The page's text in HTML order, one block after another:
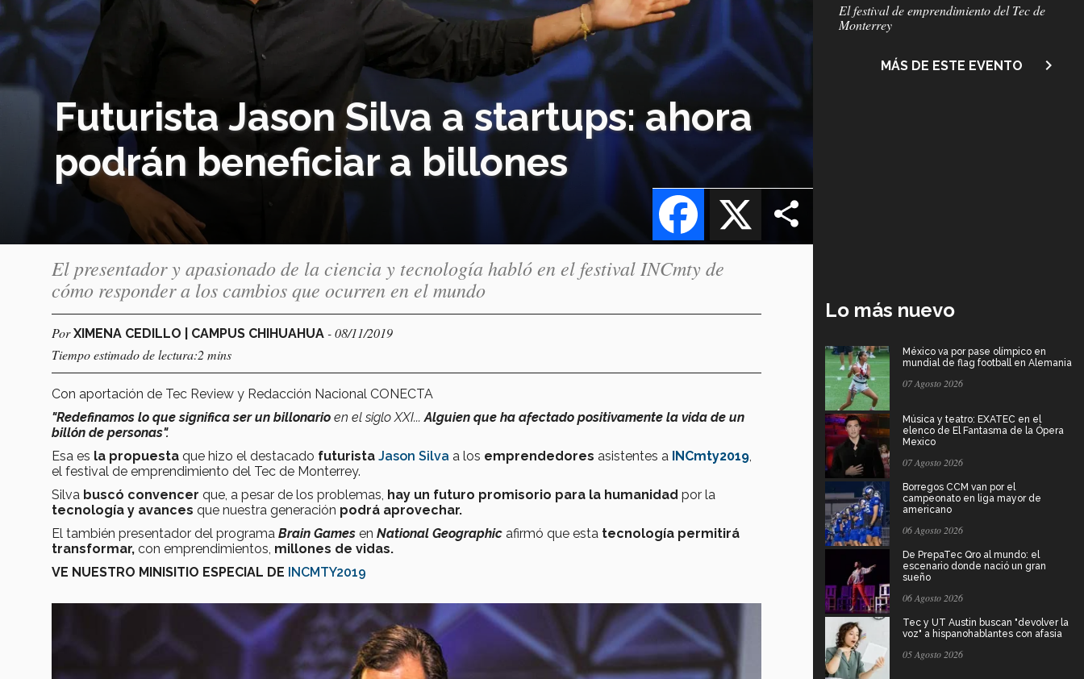
Futurista Jason Silva a startups: ahora
podrán beneficiar a billones
X
Facebook
Subtítulo
El festival de emprendimiento del Tec de
Monterrey
MÁS DE ESTE EVENTO navigate_next
El presentador y apasionado de la ciencia y tecnología habló en el festival INCmty de
cómo responder a los cambios que ocurren en el mundo
PorXIMENA CEDILLO | CAMPUS CHIHUAHUA - 08/11/2019
Tiempo estimado de lectura:2 mins
Con aportación de Tec Review y Redacción Nacional CONECTA
"Redefinamos lo que significa ser un billonario en el siglo XXI...Alguien que ha afectado positivamente la vida de un
billón de personas".
Esa es la propuesta que hizo el destacado futurista Jason Silva a los emprendedores asistentes a INCmty2019,
el festival de emprendimiento del Tec de Monterrey.
Silva buscó convencer que, a pesar de los problemas, hay un futuro promisorio para la humanidad por la
tecnología y avances que nuestra generación podrá aprovechar.
El también presentador del programa Brain Games en National Geographic afirmó que esta tecnología permitirá
transformar, con emprendimientos, millones de vidas.
VE NUESTRO MINISITIO ESPECIAL DE INCMTY2019
Lo más nuevo
México va por pase olímpico en
mundial de flag football en Alemania
07 Agosto 2026
Música y teatro: EXATEC en el
elenco de El Fantasma de la Ópera
Mexico
07 Agosto 2026
Borregos CCM van por el
campeonato en liga mayor de
americano
06 Agosto 2026
De PrepaTec Qro al mundo: el
escenario donde nació un gran
sueño
06 Agosto 2026
Tec y UT Austin buscan "devolver la
voz" a hispanohablantes con afasia
05 Agosto 2026